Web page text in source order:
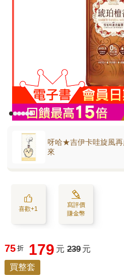
呀哈★吉伊卡哇旋風再
來
喜歡+1
寫評價
賺金幣
75 折 179 元 239 元
買整套